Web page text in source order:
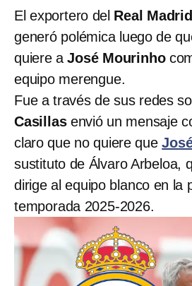
El exportero del Real Madrid
generó polémica luego de
quiere aJosé Mourinho
equipo merengue.
Fue a través de sus redes
Casillasenvió un mensaje
claro que no quiere que
sustituto de Álvaro Arbeloa,
dirige al equipo blanco en la
temporada 2025-2026.